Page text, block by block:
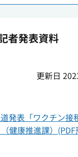
者発表資料
更新日
発表「ワクチン接
健康推進課）(PDF